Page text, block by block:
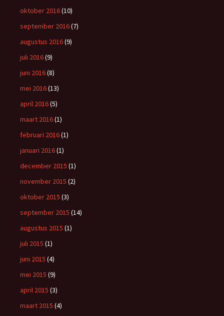
oktober 2016(10)
september 2016(7)
augustus 2016(9)
juli 2016(9)
juni 2016(8)
mei 2016(13)
april 2016(5)
maart 2016(1)
februari 2016(1)
januari 2016(1)
december 2015 (1)
november 2015 (2)
oktober 2015 (3)
september 2015 (14)
augustus 2015 (1)
juli 2015 (1)
juni 2015 (4)
mei 2015 (9)
april 2015 (3)
maart 2015 (4)